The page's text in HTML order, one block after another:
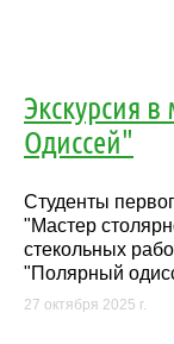
Экскурсия
Одиссей"
Студенты
"Мастер
стекольных
"Полярный
27 октября 2025 г.